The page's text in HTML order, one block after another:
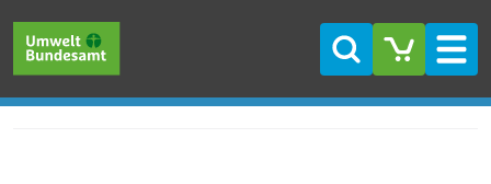
Suche